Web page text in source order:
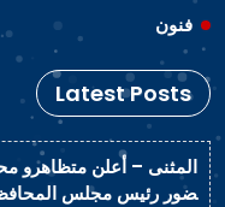
فنون
Latest Posts
المثنى – أعلن متظاهرو
ضور رئيس مجلس